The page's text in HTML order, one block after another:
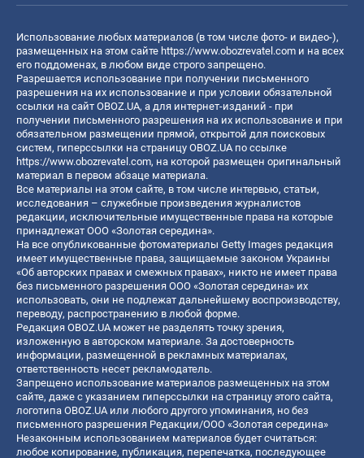
Использование любых материалов (в том числе фото- и видео-),
размещенных на этом сайте https://www.obozrevatel.com и на всех
его поддоменах, в любом виде строго запрещено.
Разрешается использование при получении письменного
разрешения на их использование и при условии обязательной
ссылки на сайт OBOZ.UA, а для интернет-изданий - при
получении письменного разрешения на их использование и при
обязательном размещении прямой, открытой для поисковых
систем, гиперссылки на страницу OBOZ.UA по ссылке
https://www.obozrevatel.com, на которой размещен оригинальный
материал в первом абзаце материала.
Все материалы на этом сайте, в том числе интервью, статьи,
исследования – служебные произведения журналистов
редакции, исключительные имущественные права на которые
принадлежат ООО «Золотая середина».
На все опубликованные фотоматериалы Getty Images редакция
имеет имущественные права, защищаемые законом Украины
«Об авторских правах и смежных правах», никто не имеет права
без письменного разрешения ООО «Золотая середина» их
использовать, они не подлежат дальнейшему воспроизводству,
переводу, распространению в любой форме.
Редакция OBOZ.UA может не разделять точку зрения,
изложенную в авторском материале. За достоверность
информации, размещенной в рекламных материалах,
ответственность несет рекламодатель.
Запрещено использование материалов размещенных на этом
сайте, даже с указанием гиперссылки на страницу этого сайта,
логотипа OBOZ.UA или любого другого упоминания, но без
письменного разрешения Редакции/ООО «Золотая середина»
Незаконным использованием материалов будет считаться:
любое копирование, публикация, перепечатка, последующее